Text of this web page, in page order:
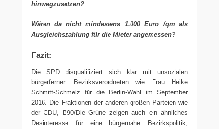
hinwegzusetzen?
Wären da nicht mindestens 1.000 Euro /qm als
Ausgleichszahlung für die Mieter angemessen?
Fazit:
Die SPD disqualifiziert sich klar mit unsozialen
bürgerfernen Bezirksverordneten wie Frau Heike
Schmitt-Schmelz für die Berlin-Wahl im September
2016. Die Fraktionen der anderen großen Parteien wie
der CDU, B90/Die Grüne zeigen auch ein ähnliches
Desinteresse für eine bürgernahe Bezirkspolitik,